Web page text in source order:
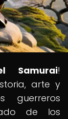
Samurai!
arte y
guerreros
de los